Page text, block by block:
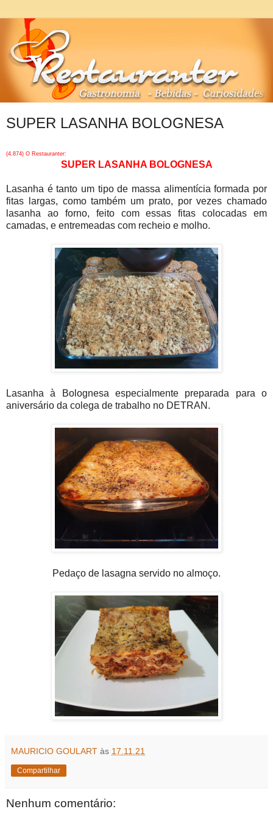
SUPER LASANHA BOLOGNESA
(4.874) O Restauranter:
SUPER LASANHA BOLOGNESA
Lasanha é tanto um tipo de massa alimentícia formada por
fitas largas, como também um prato, por vezes chamado
lasanha ao forno, feito com essas fitas colocadas em
camadas, e entremeadas com recheio e molho.
Lasanha à Bolognesa especialmente preparada para o
aniversário da colega de trabalho no DETRAN.
Pedaço de lasagna servido no almoço.
MAURICIO GOULART às 17.11.21
Compartilhar
Nenhum comentário: